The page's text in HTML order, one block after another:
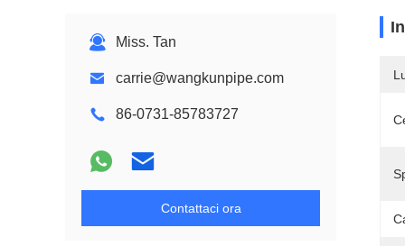
Miss. Tan
carrie@wangkunpipe.com
86-0731-85783727
Contattaci ora